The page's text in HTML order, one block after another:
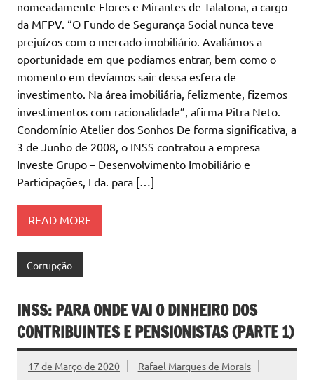
nomeadamente Flores e Mirantes de Talatona, a cargo
da MFPV. “O Fundo de Segurança Social nunca teve
prejuízos com o mercado imobiliário. Avaliámos a
oportunidade em que podíamos entrar, bem como o
momento em devíamos sair dessa esfera de
investimento. Na área imobiliária, felizmente, fizemos
investimentos com racionalidade”, afirma Pitra Neto.
Condomínio Atelier dos Sonhos De forma significativa, a
3 de Junho de 2008, o INSS contratou a empresa
Investe Grupo – Desenvolvimento Imobiliário e
Participações, Lda. para […]
READ MORE
Corrupção
INSS: PARA ONDE VAI O DINHEIRO DOS
CONTRIBUINTES E PENSIONISTAS (PARTE 1)
17 de Março de 2020 Rafael Marques de Morais